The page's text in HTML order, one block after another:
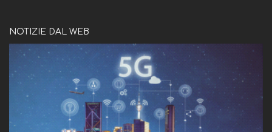
NOTIZIE DAL WEB